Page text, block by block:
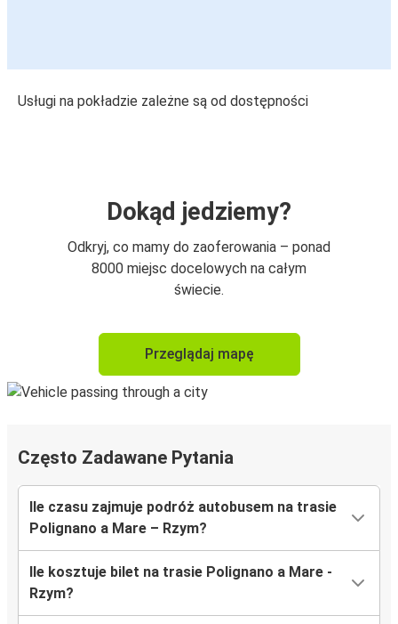
Usługi na pokładzie zależne są od dostępności
Dokąd jedziemy?
Odkryj, co mamy do zaoferowania – ponad
8000 miejsc docelowych na całym
świecie.
Przeglądaj mapę
Często Zadawane Pytania
Ile czasu zajmuje podróż autobusem na trasie
Polignano a Mare – Rzym?
Ile kosztuje bilet na trasie Polignano a Mare -
Rzym?